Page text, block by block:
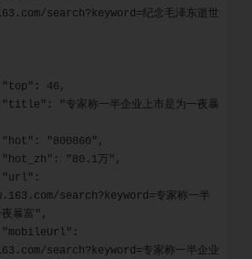
search?keyword=纪念毛泽东逝世
            "top": 46,
            "hot": "800860",
            "hot_zh": "80.1万",
search?keyword=专家称一半
夜暴富",
search?keyword=专家称一半企业